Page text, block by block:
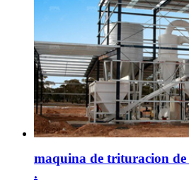
maquina de trituracion
.